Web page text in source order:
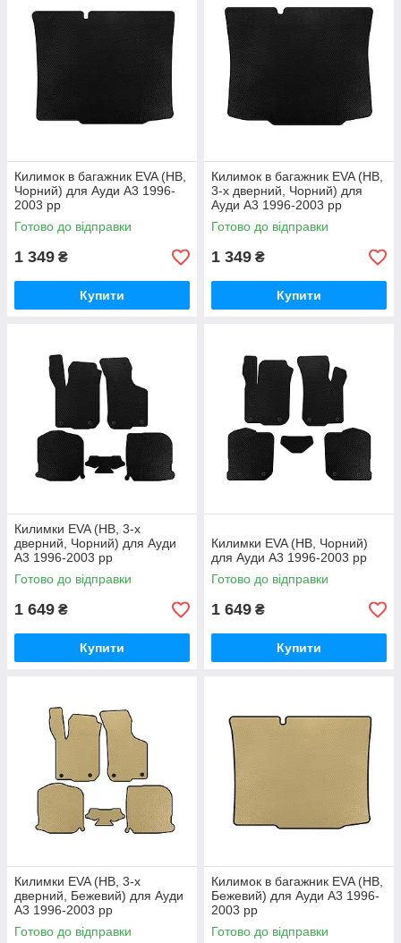
Килимок в багажник EVA (HB,
Чорний) для Ауди A3 1996-
2003 рр
Готово до відправки
1 349 ₴
Купити
Килимок в багажник EVA (HB,
3-х дверний, Чорний) для
Ауди A3 1996-2003 рр
Готово до відправки
1 349 ₴
Купити
Килимки EVA (HB, 3-х
дверний, Чорний) для Ауди
A3 1996-2003 рр
Готово до відправки
1 649 ₴
Купити
Килимки EVA (HB, Чорний)
для Ауди A3 1996-2003 рр
Готово до відправки
1 649 ₴
Купити
Килимки EVA (HB, 3-х
дверний, Бежевий) для Ауди
A3 1996-2003 рр
Готово до відправки
Килимок в багажник EVA (HB,
Бежевий) для Ауди A3 1996-
2003 рр
Готово до відправки